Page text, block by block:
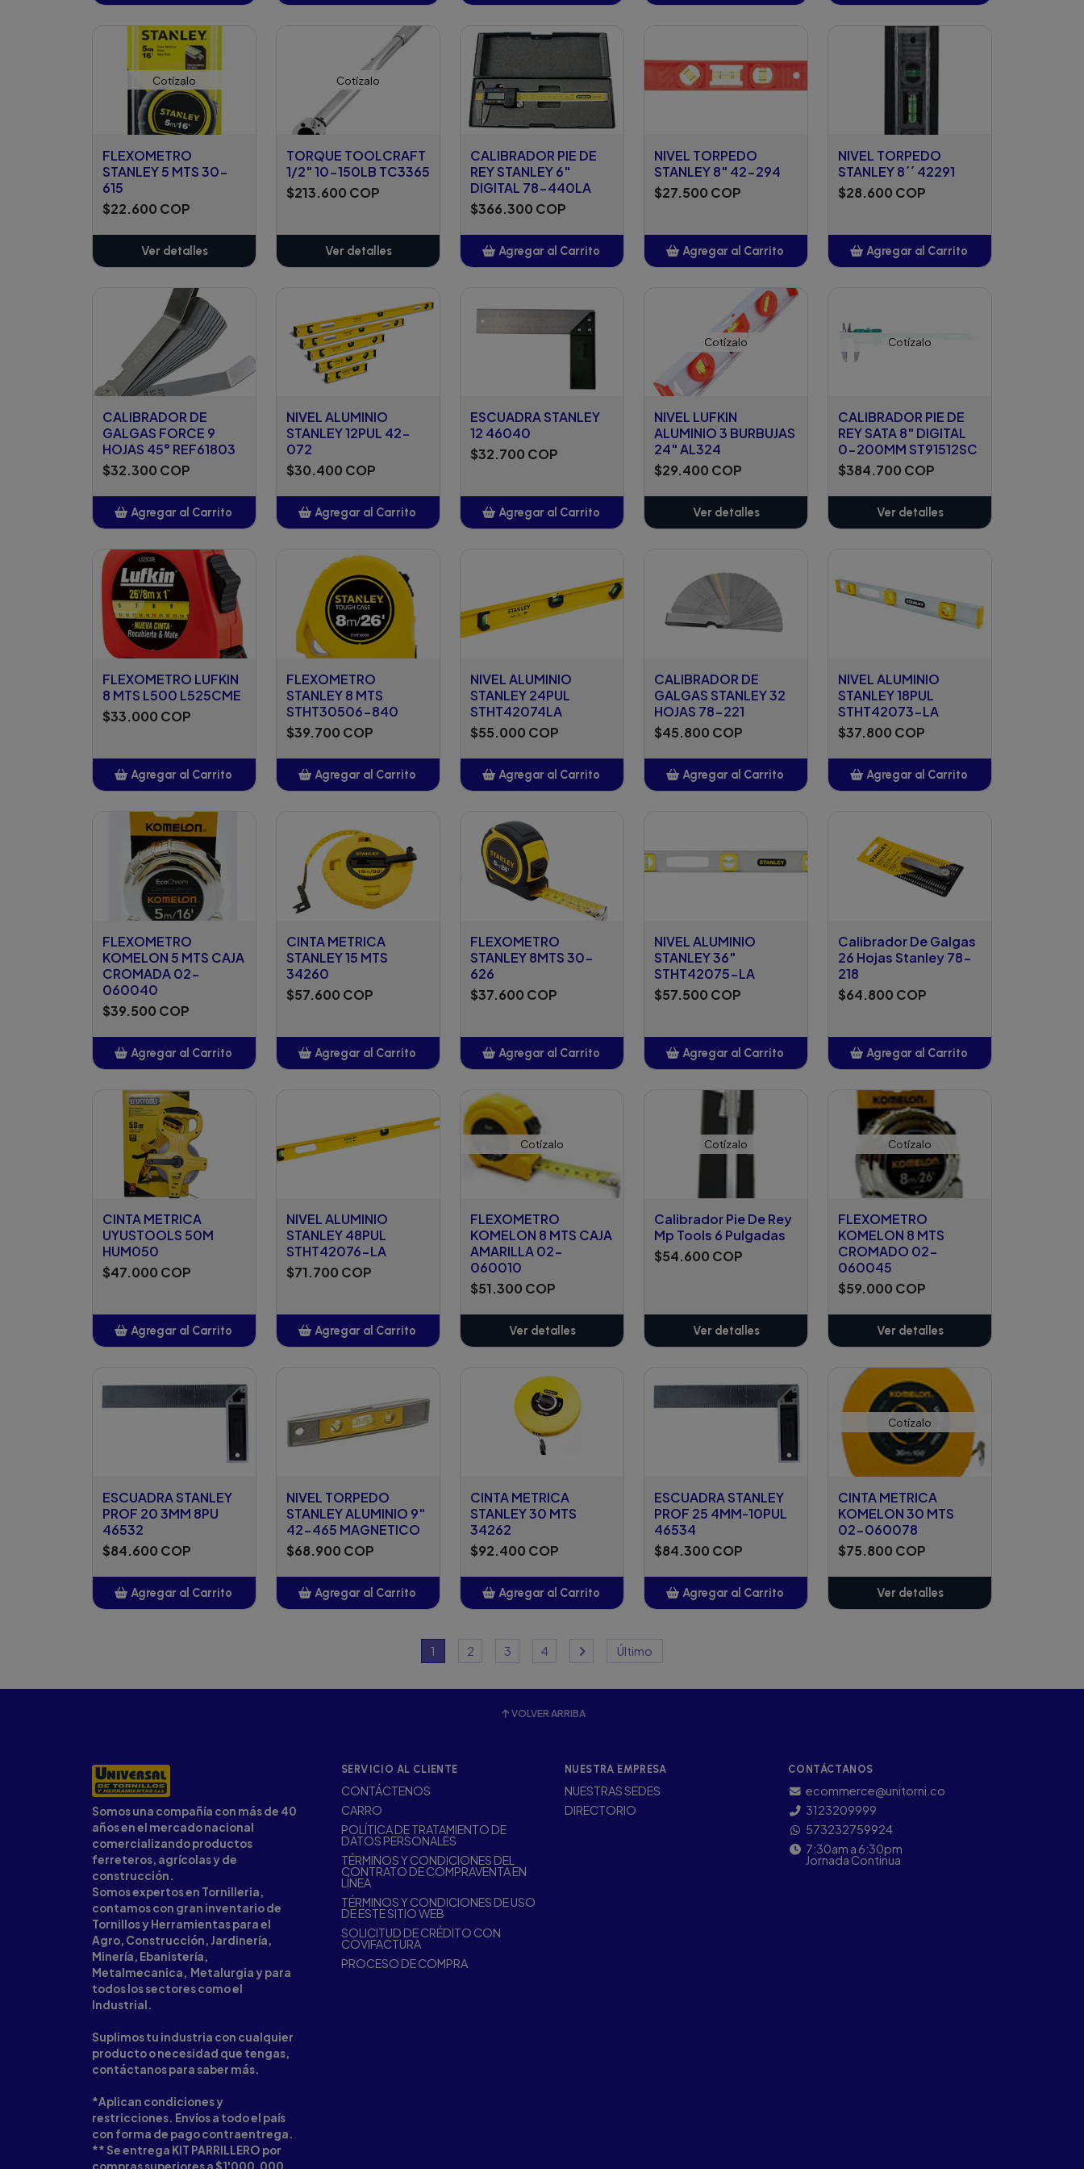
Cotízalo
FLEXOMETRO
STANLEY 5 MTS 30-
615
$22.600 COP
Ver detalles
Cotízalo
TORQUE TOOLCRAFT
1/2" 10-150LB TC3365
$213.600 COP
Ver detalles
CALIBRADOR PIE DE
REY STANLEY 6"
DIGITAL 78-440LA
$366.300 COP
Agregar al Carrito
NIVEL TORPEDO
STANLEY 8" 42-294
$27.500 COP
Agregar al Carrito
NIVEL TORPEDO
STANLEY 8´´ 42291
$28.600 COP
Agregar al Carrito
CALIBRADOR DE
GALGAS FORCE 9
HOJAS 45° REF61803
$32.300 COP
Agregar al Carrito
NIVEL ALUMINIO
STANLEY 12PUL 42-
072
$30.400 COP
Agregar al Carrito
ESCUADRA STANLEY
12 46040
$32.700 COP
Agregar al Carrito
Cotízalo
NIVEL LUFKIN
ALUMINIO 3 BURBUJAS
24" AL324
$29.400 COP
Ver detalles
Cotízalo
CALIBRADOR PIE DE
REY SATA 8" DIGITAL
0-200MM ST91512SC
$384.700 COP
Ver detalles
FLEXOMETRO LUFKIN
8 MTS L500 L525CME
$33.000 COP
Agregar al Carrito
FLEXOMETRO
STANLEY 8 MTS
STHT30506-840
$39.700 COP
Agregar al Carrito
NIVEL ALUMINIO
STANLEY 24PUL
STHT42074LA
$55.000 COP
Agregar al Carrito
CALIBRADOR DE
GALGAS STANLEY 32
HOJAS 78-221
$45.800 COP
Agregar al Carrito
NIVEL ALUMINIO
STANLEY 18PUL
STHT42073-LA
$37.800 COP
Agregar al Carrito
FLEXOMETRO
KOMELON 5 MTS CAJA
CROMADA 02-
060040
$39.500 COP
Agregar al Carrito
CINTA METRICA
STANLEY 15 MTS
34260
$57.600 COP
Agregar al Carrito
FLEXOMETRO
STANLEY 8MTS 30-
626
$37.600 COP
Agregar al Carrito
NIVEL ALUMINIO
STANLEY 36"
STHT42075-LA
$57.500 COP
Agregar al Carrito
Calibrador De Galgas
26 Hojas Stanley 78-
218
$64.800 COP
Agregar al Carrito
CINTA METRICA
UYUSTOOLS 50M
HUM050
$47.000 COP
Agregar al Carrito
NIVEL ALUMINIO
STANLEY 48PUL
STHT42076-LA
$71.700 COP
Agregar al Carrito
Cotízalo
FLEXOMETRO
KOMELON 8 MTS CAJA
AMARILLA 02-
060010
$51.300 COP
Ver detalles
Cotízalo
Calibrador Pie De Rey
Mp Tools 6 Pulgadas
$54.600 COP
Ver detalles
Cotízalo
FLEXOMETRO
KOMELON 8 MTS
CROMADO 02-
060045
$59.000 COP
Ver detalles
ESCUADRA STANLEY
PROF 20 3MM 8PU
46532
$84.600 COP
Agregar al Carrito
NIVEL TORPEDO
STANLEY ALUMINIO 9"
42-465 MAGNETICO
$68.900 COP
Agregar al Carrito
CINTA METRICA
STANLEY 30 MTS
34262
$92.400 COP
Agregar al Carrito
ESCUADRA STANLEY
PROF 25 4MM-10PUL
46534
$84.300 COP
Agregar al Carrito
Cotízalo
CINTA METRICA
KOMELON 30 MTS
02-060078
$75.800 COP
Ver detalles
1 2 3 4 Último
VOLVER ARRIBA
Somos una compañía con más de 40
años en el mercado nacional
comercializando productos
ferreteros, agrícolas y de
construcción.
Somos expertos en Tornilleria,
contamos con gran inventario de
Tornillos y Herramientas para el
Agro, Construcción, Jardinería,
Minería, Ebanistería,
Metalmecanica, Metalurgia y para
todos los sectores como el
Industrial.
Suplimos tu industria con cualquier
producto o necesidad que tengas,
contáctanos para saber más.
*Aplican condiciones y
restricciones. Envíos a todo el país
con forma de pago contraentrega.
** Se entrega KIT PARRILLERO por
compras superiores a $1'000.000
SERVICIO AL CLIENTE
CONTÁCTENOS
CARRO
POLÍTICA DE TRATAMIENTO DE
DATOS PERSONALES
TÉRMINOS Y CONDICIONES DEL
CONTRATO DE COMPRAVENTA EN
LÍNEA
TÉRMINOS Y CONDICIONES DE USO
DE ESTE SITIO WEB
SOLICITUD DE CRÉDITO CON
COVIFACTURA
PROCESO DE COMPRA
NUESTRA EMPRESA
NUESTRAS SEDES
DIRECTORIO
CONTÁCTANOS
ecommerce@unitorni.co
3123209999
573232759924
7:30am a 6:30pm
Jornada Continua